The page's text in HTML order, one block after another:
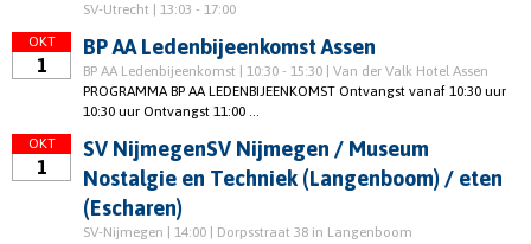
SV-Utrecht | 13:03 - 17:00
OKT
1
BP AA Ledenbijeenkomst Assen
BP AA Ledenbijeenkomst | 10:30 - 15:30 | Van der Valk Hotel Assen
PROGRAMMA BP AA LEDENBIJEENKOMST Ontvangst vanaf 10:30 uur
10:30 uur Ontvangst 11:00 ...
OKT
1
SV NijmegenSV Nijmegen / Museum
Nostalgie en Techniek (Langenboom) / eten
(Escharen)
SV-Nijmegen | 14:00 | Dorpsstraat 38 in Langenboom